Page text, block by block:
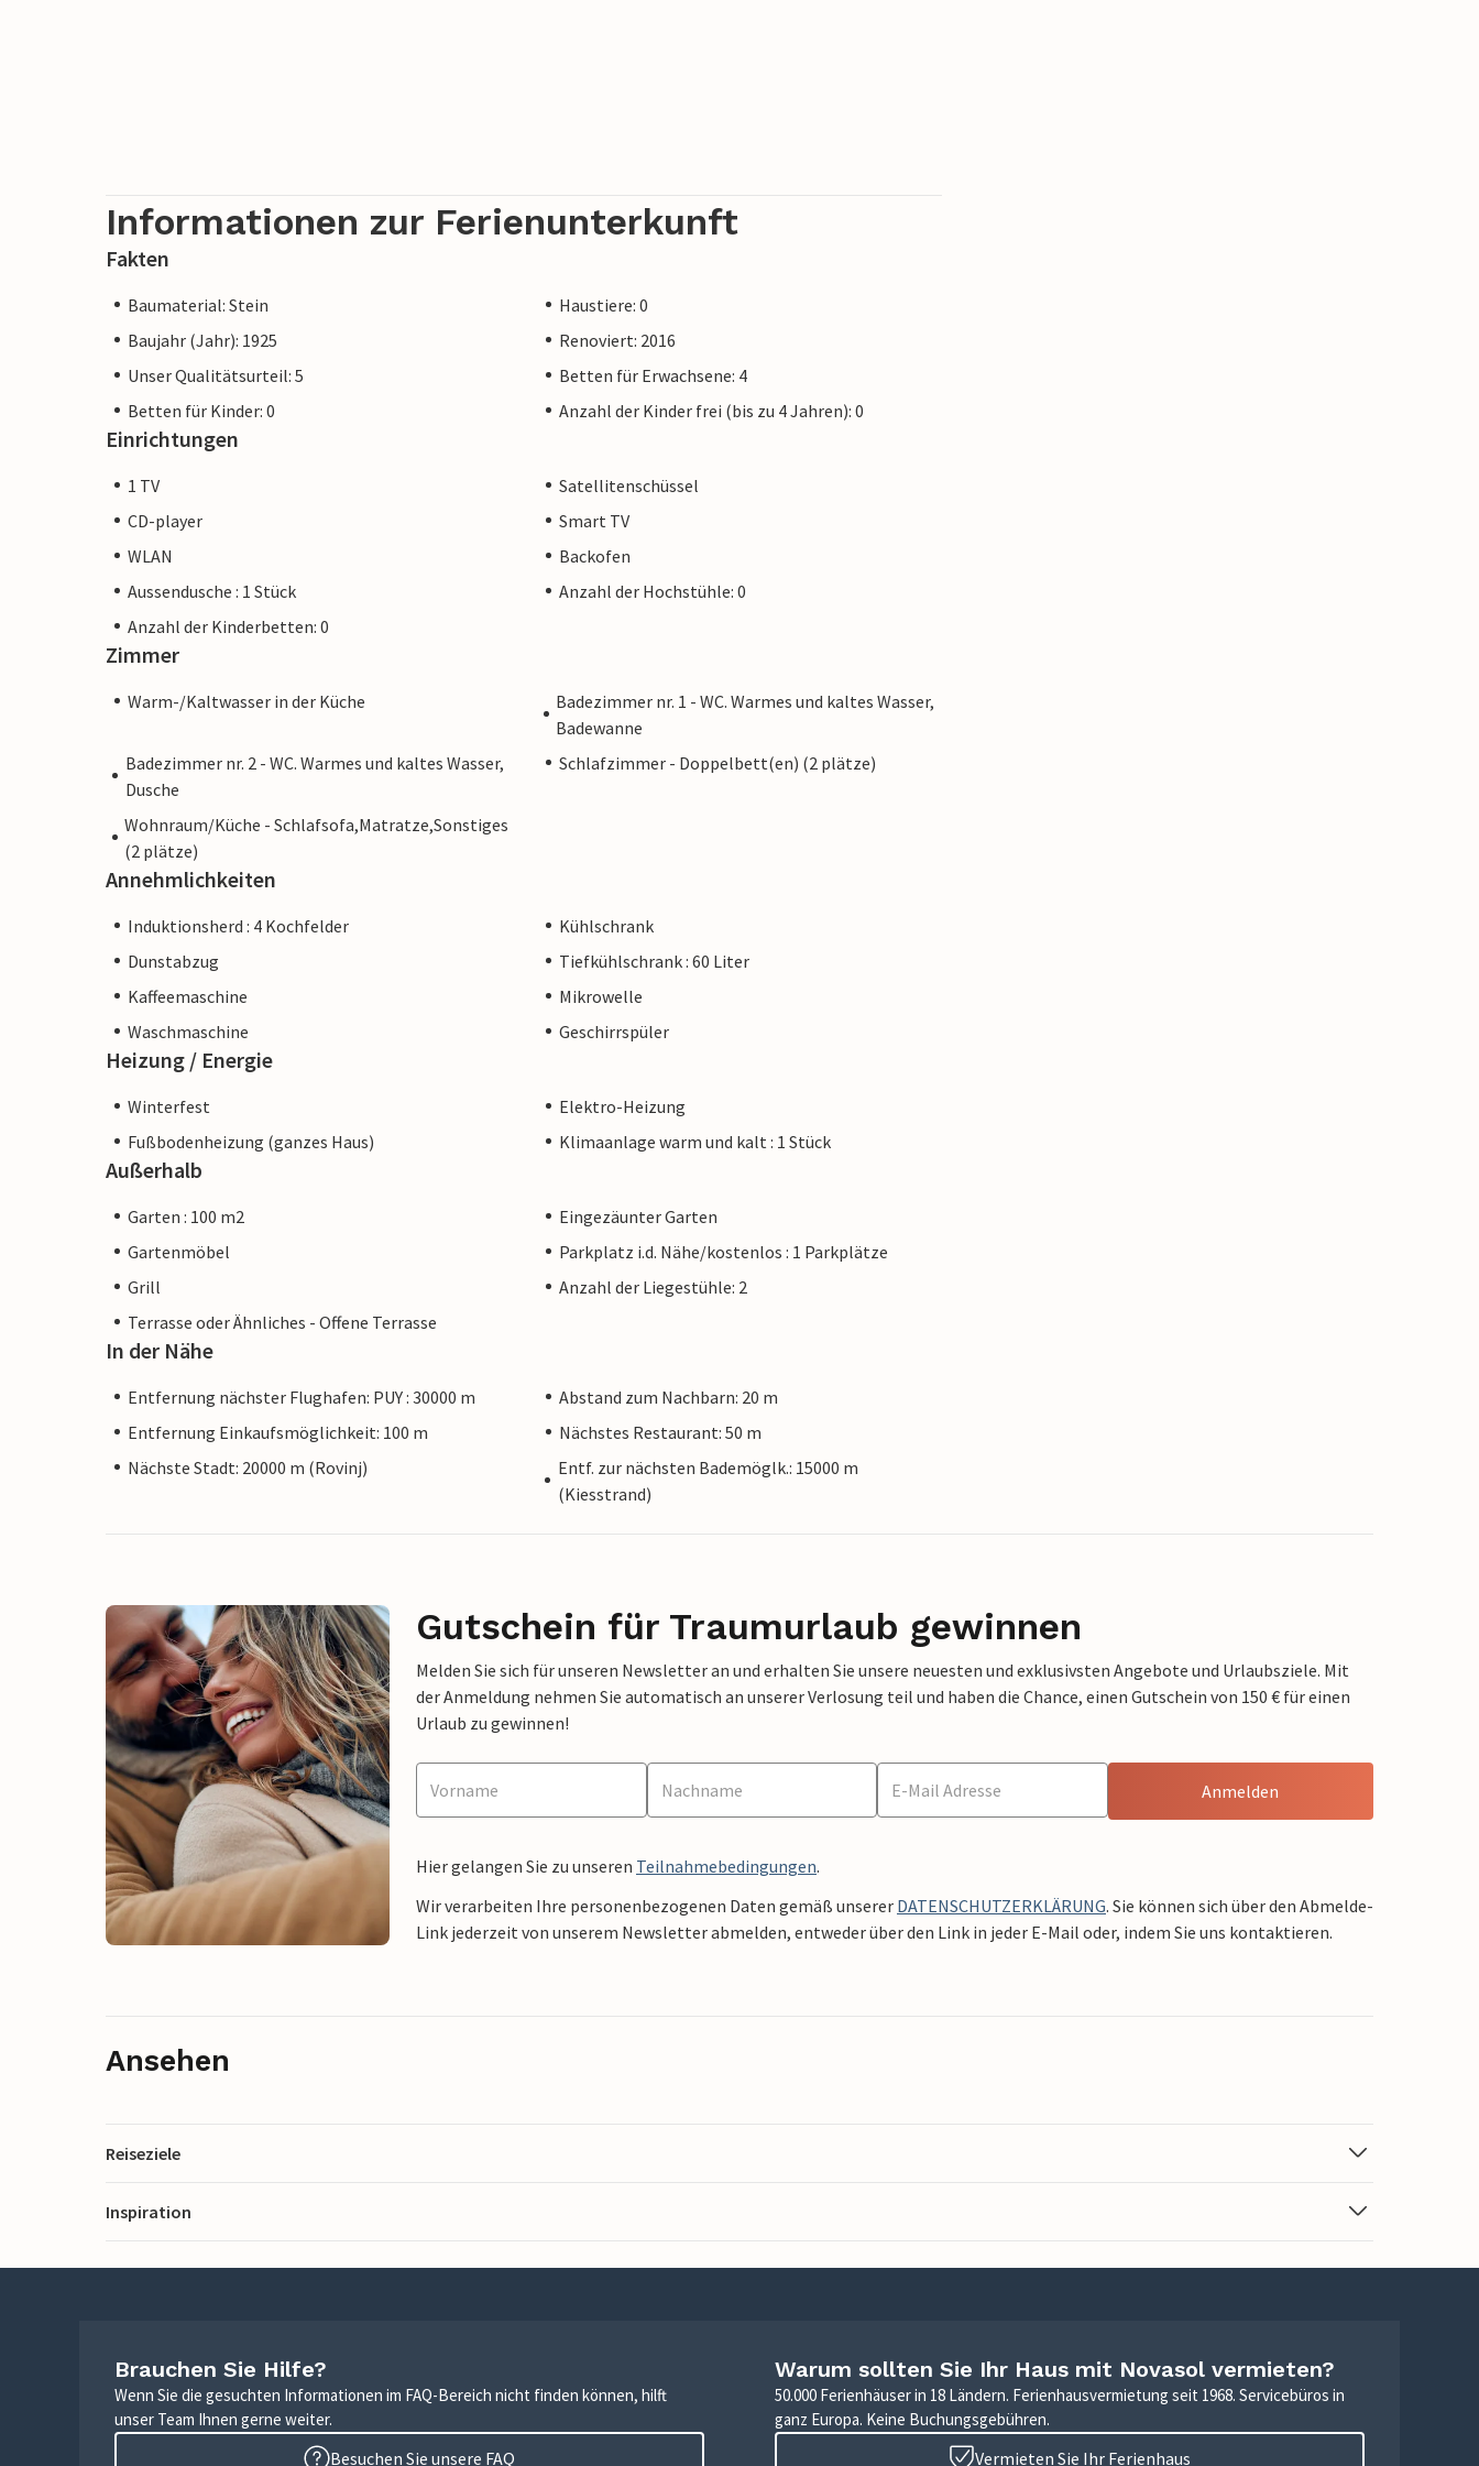
Informationen zur Ferienunterkunft
Fakten
Baumaterial: Stein
Haustiere: 0
Baujahr (Jahr): 1925
Renoviert: 2016
Unser Qualitätsurteil: 5
Betten für Erwachsene: 4
Betten für Kinder: 0
Anzahl der Kinder frei (bis zu 4 Jahren): 0
Einrichtungen
1 TV
Satellitenschüssel
CD-player
Smart TV
WLAN
Backofen
Aussendusche : 1 Stück
Anzahl der Hochstühle: 0
Anzahl der Kinderbetten: 0
Zimmer
Warm-/Kaltwasser in der Küche
Badezimmer nr. 1 - WC. Warmes und kaltes Wasser,
Badewanne
Badezimmer nr. 2 - WC. Warmes und kaltes Wasser,
Dusche
Schlafzimmer - Doppelbett(en) (2 plätze)
Wohnraum/Küche - Schlafsofa,Matratze,Sonstiges
(2 plätze)
Annehmlichkeiten
Induktionsherd : 4 Kochfelder
Kühlschrank
Dunstabzug
Tiefkühlschrank : 60 Liter
Kaffeemaschine
Mikrowelle
Waschmaschine
Geschirrspüler
Heizung / Energie
Winterfest
Elektro-Heizung
Fußbodenheizung (ganzes Haus)
Klimaanlage warm und kalt : 1 Stück
Außerhalb
Garten : 100 m2
Eingezäunter Garten
Gartenmöbel
Parkplatz i.d. Nähe/kostenlos : 1 Parkplätze
Grill
Anzahl der Liegestühle: 2
Terrasse oder Ähnliches - Offene Terrasse
In der Nähe
Entfernung nächster Flughafen: PUY : 30000 m
Abstand zum Nachbarn: 20 m
Entfernung Einkaufsmöglichkeit: 100 m
Nächstes Restaurant: 50 m
Nächste Stadt: 20000 m (Rovinj)
Entf. zur nächsten Bademöglk.: 15000 m
(Kiesstrand)
Gutschein für Traumurlaub gewinnen
Melden Sie sich für unseren Newsletter an und erhalten Sie unsere neuesten und exklusivsten Angebote und Urlaubsziele. Mit
der Anmeldung nehmen Sie automatisch an unserer Verlosung teil und haben die Chance, einen Gutschein von 150 € für einen
Urlaub zu gewinnen!
Anmelden
Hier gelangen Sie zu unseren Teilnahmebedingungen.
Wir verarbeiten Ihre personenbezogenen Daten gemäß unserer DATENSCHUTZERKLÄRUNG. Sie können sich über den Abmelde-
Link jederzeit von unserem Newsletter abmelden, entweder über den Link in jeder E-Mail oder, indem Sie uns kontaktieren.
Ansehen
Reiseziele
Inspiration
Brauchen Sie Hilfe?
Wenn Sie die gesuchten Informationen im FAQ-Bereich nicht finden können, hilft
unser Team Ihnen gerne weiter.
Besuchen Sie unsere FAQ
Warum sollten Sie Ihr Haus mit Novasol vermieten?
50.000 Ferienhäuser in 18 Ländern. Ferienhausvermietung seit 1968. Servicebüros in
ganz Europa. Keine Buchungsgebühren.
Vermieten Sie Ihr Ferienhaus